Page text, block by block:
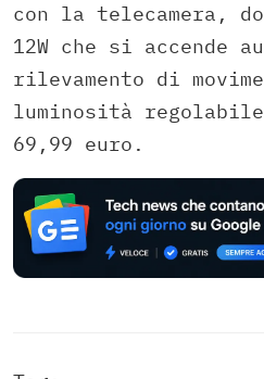
con la telecamera,
12W che si accende
rilevamento di
luminosità
69,99 euro.